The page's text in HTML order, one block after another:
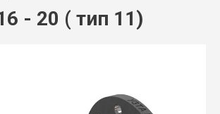
- 20 ( тип 11)